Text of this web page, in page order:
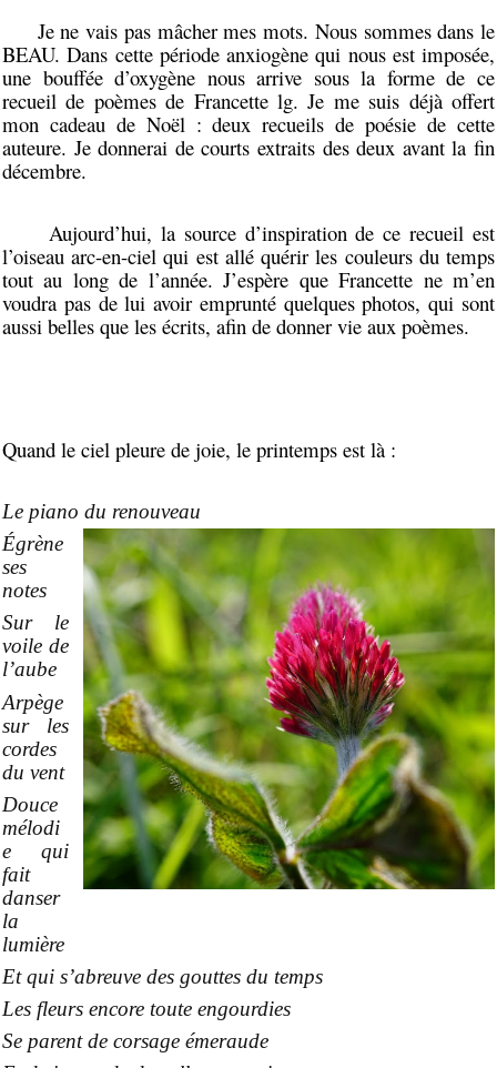
Je ne vais pas mâcher mes mots. Nous sommes dans le
BEAU. Dans cette période anxiogène qui nous est imposée,
une bouffée d’oxygène nous arrive sous la forme de ce
recueil de poèmes de Francette lg. Je me suis déjà offert
mon cadeau de Noël : deux recueils de poésie de cette
auteure. Je donnerai de courts extraits des deux avant la fin
décembre.
Aujourd’hui, la source d’inspiration de ce recueil est
l’oiseau arc-en-ciel qui est allé quérir les couleurs du temps
tout au long de l’année. J’espère que Francette ne m’en
voudra pas de lui avoir emprunté quelques photos, qui sont
aussi belles que les écrits, afin de donner vie aux poèmes.
Quand le ciel pleure de joie, le printemps est là :
Le piano du renouveau
Égrène
ses
notes
Sur le
voile de
l’aube
Arpège
sur les
cordes
du vent
Douce
mélodi
e qui
fait
danser
la
lumière
Et qui s’abreuve des gouttes du temps
Les fleurs encore toute engourdies
Se parent de corsage émeraude